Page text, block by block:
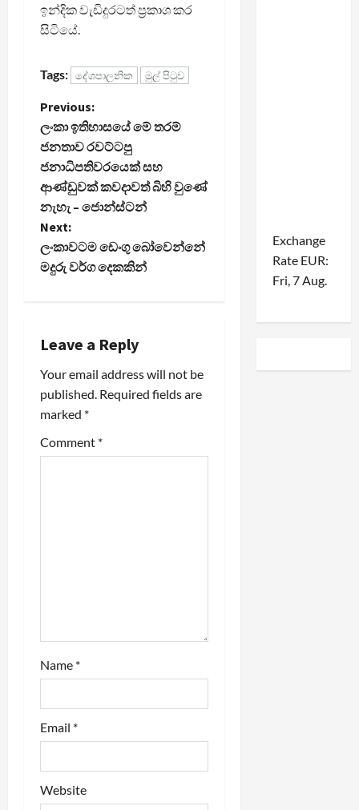
ඉන්දික වැඩිදුරටත් ප්‍රකාශ කර
සිටියේ.
Tags: දේශපාලනික මුල් පිටුව
P
o
s
t
n
a
i
g
a
t
Previous:
ලංකා ඉතිහාසයේ මේ තරම්
ජනතාව රවට්ටපු
ජනාධිපතිවරයෙක් සහ
ආණ්ඩුවක් කවදාවත් බිහි වුණේ
නැහැ – ජොන්ස්ටන්
Next:
ලංකාවටම ඩෙංගු බෝවෙන්නේ
මදුරු වර්ග දෙකකින්
Leave a Reply
Your email address will not be
published. Required fields are
marked *
Comment *
Name *
Email *
Website
Exchange
Rate EUR:
Fri, 7 Aug.